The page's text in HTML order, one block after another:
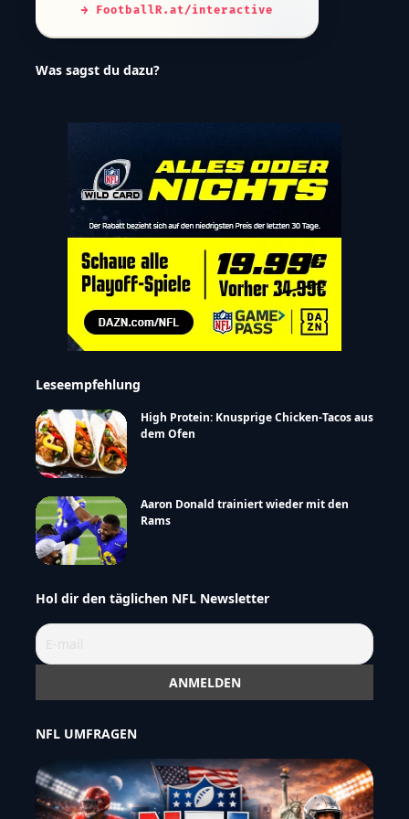
→ FootballR.at/interactive
Was sagst du dazu?
Leseempfehlung
High Protein: Knusprige Chicken-Tacos aus
dem Ofen
Aaron Donald trainiert wieder mit den
Rams
Hol dir den täglichen NFL Newsletter
NFL UMFRAGEN